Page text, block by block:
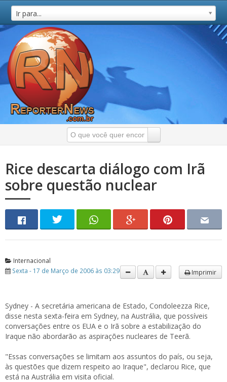
Ir para...
Rice descarta diálogo com Irã
sobre questão nuclear
Internacional
Sexta - 17 de Março de 2006 às 03:29
Imprimir
Sydney - A secretária americana de Estado, Condoleezza Rice,
disse nesta sexta-feira em Sydney, na Austrália, que possíveis
conversações entre os EUA e o Irã sobre a estabilização do
Iraque não abordarão as aspirações nucleares de Teerã.
"Essas conversações se limitam aos assuntos do país, ou seja,
às questões que dizem respeito ao Iraque", declarou Rice, que
está na Austrália em visita oficial.